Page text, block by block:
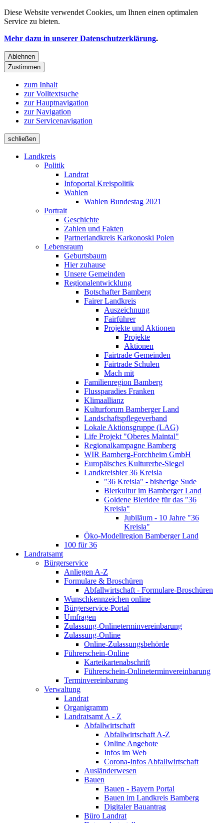
Diese Website verwendet Cookies, um Ihnen einen optimalen
Service zu bieten.
Mehr dazu in unserer Datenschutzerklärung.
Ablehnen
Zustimmen
zum Inhalt
zur Volltextsuche
zur Hauptnavigation
zur Navigation
zur Servicenavigation
schließen
Landkreis
Politik
Landrat
Infoportal Kreispolitik
Wahlen
Wahlen Bundestag 2021
Portrait
Geschichte
Zahlen und Fakten
Partnerlandkreis Karkonoski Polen
Lebensraum
Geburtsbaum
Hier zuhause
Unsere Gemeinden
Regionalentwicklung
Botschafter Bamberg
Fairer Landkreis
Auszeichnung
Fairführer
Projekte und Aktionen
Projekte
Aktionen
Fairtrade Gemeinden
Fairtrade Schulen
Mach mit
Familienregion Bamberg
Flussparadies Franken
Klimaallianz
Kulturforum Bamberger Land
Landschaftspflegeverband
Lokale Aktionsgruppe (LAG)
Life Projekt "Oberes Maintal"
Regionalkampagne Bamberg
WIR Bamberg-Forchheim GmbH
Europäisches Kulturerbe-Siegel
Landkreisbier 36 Kreisla
"36 Kreisla" - bisherige Sude
Bierkultur im Bamberger Land
Goldene Bieridee für das "36
Kreisla"
Jubiläum - 10 Jahre "36
Kreisla"
Öko-Modellregion Bamberger Land
100 für 36
Landratsamt
Bürgerservice
Anliegen A-Z
Formulare & Broschüren
Abfallwirtschaft - Formulare-Broschüren
Wunschkennzeichen online
Bürgerservice-Portal
Umfragen
Zulassung-Onlineterminvereinbarung
Zulassung-Online
Online-Zulassungsbehörde
Führerschein-Online
Karteikartenabschrift
Führerschein-Onlineterminvereinbarung
Terminvereinbarung
Verwaltung
Landrat
Organigramm
Landratsamt A - Z
Abfallwirtschaft
Abfallwirtschaft A-Z
Online Angebote
Infos im Web
Corona-Infos Abfallwirtschaft
Ausländerwesen
Bauen
Bauen - Bayern Portal
Bauen im Landkreis Bamberg
Digitaler Bauantrag
Büro Landrat